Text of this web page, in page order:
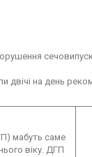
двічі на день
мабуть саме
віку. ДГП